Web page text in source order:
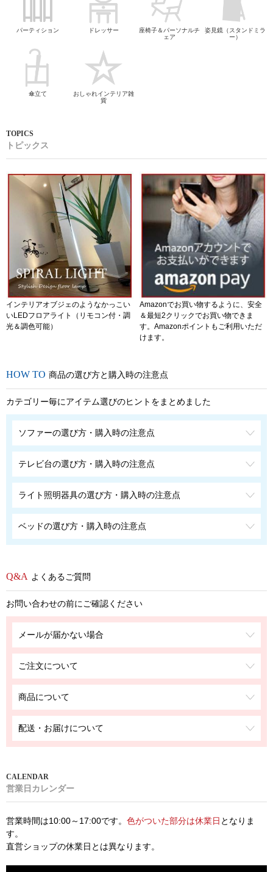
パーティション ドレッサー
座椅子＆パーソナルチ
ェア
姿見鏡（スタンドミラ
ー）
傘立て
おしゃれインテリア雑
貨
トピックス
インテリアオブジェのようなかっこい
いLEDフロアライト（リモコン付・調
光＆調色可能）
Amazonでお買い物するように、安全
＆最短2クリックでお買い物できま
す。Amazonポイントもご利用いただ
けます。
商品の選び方と購入時の注意点
カテゴリー毎にアイテム選びのヒントをまとめました
ソファーの選び方・購入時の注意点
テレビ台の選び方・購入時の注意点
ライト照明器具の選び方・購入時の注意点
ベッドの選び方・購入時の注意点
よくあるご質問
お問い合わせの前にご確認ください
メールが届かない場合
ご注文について
商品について
配送・お届けについて
営業日カレンダー
営業時間は10:00～17:00です。 色がついた部分は休業日 となりま
す。
直営ショップの休業日とは異なります。